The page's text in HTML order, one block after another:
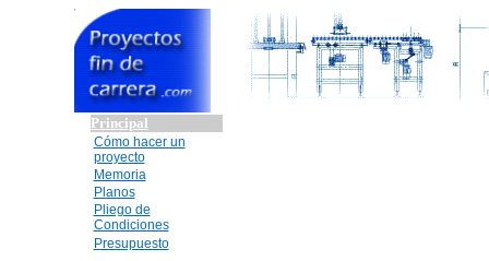
Principal
Cómo hacer un
proyecto
Memoria
Planos
Pliego de
Condiciones
Presupuesto